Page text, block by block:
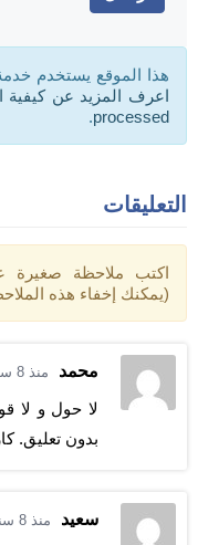
هذا الموقع يستخدم
اعرف المزيد عن كيفية
processed
.
التعليقات
اكتب ملاحظة صغيرة
(يمكنك إخفاء هذه
محمد منذ 8 سنوات
لا حول و لا
بدون تعليق.
سعيد منذ 8 سنوات